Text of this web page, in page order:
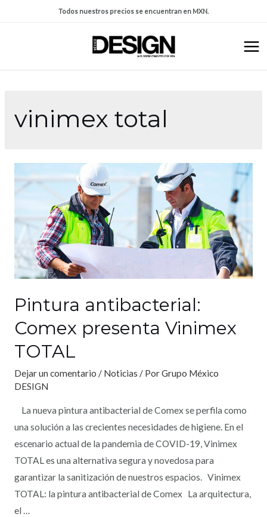
Todos nuestros precios se encuentran en MXN.
vinimex total
Pintura antibacterial:
Comex presenta Vinimex
TOTAL
Dejar un comentario / Noticias / PorGrupo México
DESIGN
La nueva pintura antibacterial de Comex se perfila como
una solución a las crecientes necesidades de higiene. En el
escenario actual de la pandemia de COVID-19, Vinimex
TOTAL es una alternativa segura y novedosa para
garantizar la sanitización de nuestros espacios. Vinimex
TOTAL: la pintura antibacterial de Comex La arquitectura,
el …